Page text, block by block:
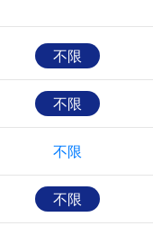
不限
不限
不限
不限